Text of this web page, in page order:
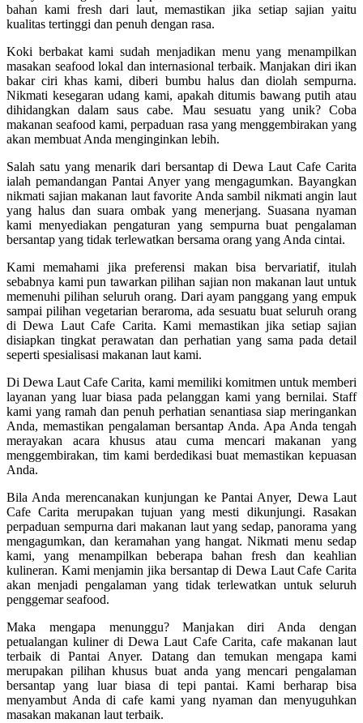
bahan kami fresh dari laut, memastikan jika setiap sajian yaitu
kualitas tertinggi dan penuh dengan rasa.
Koki berbakat kami sudah menjadikan menu yang menampilkan
masakan seafood lokal dan internasional terbaik. Manjakan diri ikan
bakar ciri khas kami, diberi bumbu halus dan diolah sempurna.
Nikmati kesegaran udang kami, apakah ditumis bawang putih atau
dihidangkan dalam saus cabe. Mau sesuatu yang unik? Coba
makanan seafood kami, perpaduan rasa yang menggembirakan yang
akan membuat Anda menginginkan lebih.
Salah satu yang menarik dari bersantap di Dewa Laut Cafe Carita
ialah pemandangan Pantai Anyer yang mengagumkan. Bayangkan
nikmati sajian makanan laut favorite Anda sambil nikmati angin laut
yang halus dan suara ombak yang menerjang. Suasana nyaman
kami menyediakan pengaturan yang sempurna buat pengalaman
bersantap yang tidak terlewatkan bersama orang yang Anda cintai.
Kami memahami jika preferensi makan bisa bervariatif, itulah
sebabnya kami pun tawarkan pilihan sajian non makanan laut untuk
memenuhi pilihan seluruh orang. Dari ayam panggang yang empuk
sampai pilihan vegetarian beraroma, ada sesuatu buat seluruh orang
di Dewa Laut Cafe Carita. Kami memastikan jika setiap sajian
disiapkan tingkat perawatan dan perhatian yang sama pada detail
seperti spesialisasi makanan laut kami.
Di Dewa Laut Cafe Carita, kami memiliki komitmen untuk memberi
layanan yang luar biasa pada pelanggan kami yang bernilai. Staff
kami yang ramah dan penuh perhatian senantiasa siap meringankan
Anda, memastikan pengalaman bersantap Anda. Apa Anda tengah
merayakan acara khusus atau cuma mencari makanan yang
menggembirakan, tim kami berdedikasi buat memastikan kepuasan
Anda.
Bila Anda merencanakan kunjungan ke Pantai Anyer, Dewa Laut
Cafe Carita merupakan tujuan yang mesti dikunjungi. Rasakan
perpaduan sempurna dari makanan laut yang sedap, panorama yang
mengagumkan, dan keramahan yang hangat. Nikmati menu sedap
kami, yang menampilkan beberapa bahan fresh dan keahlian
kulineran. Kami menjamin jika bersantap di Dewa Laut Cafe Carita
akan menjadi pengalaman yang tidak terlewatkan untuk seluruh
penggemar seafood.
Maka mengapa menunggu? Manjakan diri Anda dengan
petualangan kuliner di Dewa Laut Cafe Carita, cafe makanan laut
terbaik di Pantai Anyer. Datang dan temukan mengapa kami
merupakan pilihan khusus buat anda yang mencari pengalaman
bersantap yang luar biasa di tepi pantai. Kami berharap bisa
menyambut Anda di cafe kami yang nyaman dan menyuguhkan
masakan makanan laut terbaik.